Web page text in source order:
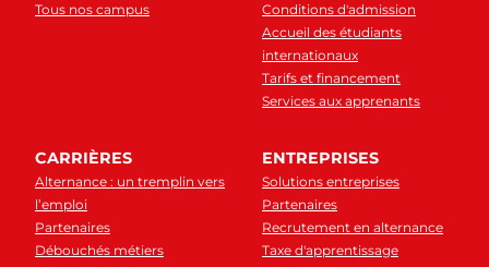
Tous nos campus
Conditions d'admission
Accueil des étudiants
internationaux
Tarifs et financement
Services aux apprenants
CARRIÈRES
Alternance : un tremplin vers
l’emploi
Partenaires
Débouchés métiers
ENTREPRISES
Solutions entreprises
Partenaires
Recrutement en alternance
Taxe d'apprentissage